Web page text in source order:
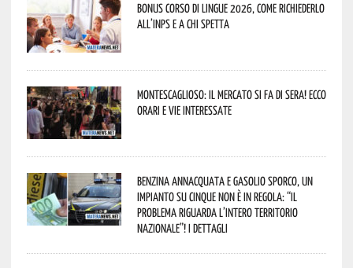
Bonus corso di lingue 2026, come richiederlo
all’INPS e a chi spetta
Montescaglioso: il mercato si fa di sera! Ecco
orari e vie interessate
Benzina annacquata e gasolio sporco, un
impianto su cinque non è in regola: “il
problema riguarda l’intero territorio
Nazionale”! I dettagli